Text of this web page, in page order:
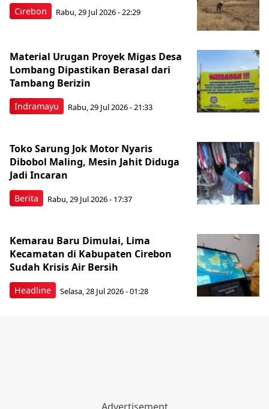
Cirebon Rabu, 29 Jul 2026 - 22:29
Indramayu
Material Urugan Proyek Migas Desa
Lombang Dipastikan Berasal dari
Tambang Berizin
Rabu, 29 Jul 2026 - 21:33
Berita
Toko Sarung Jok Motor Nyaris
Dibobol Maling, Mesin Jahit Diduga
Jadi Incaran
Rabu, 29 Jul 2026 - 17:37
Headline
Kemarau Baru Dimulai, Lima
Kecamatan di Kabupaten Cirebon
Sudah Krisis Air Bersih
Selasa, 28 Jul 2026 - 01:28